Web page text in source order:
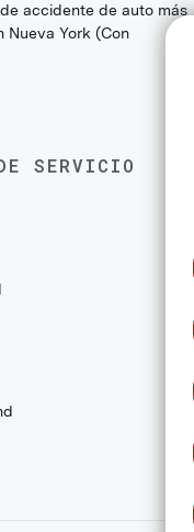
accidente de auto más
Nueva York (Con
SERVICIO